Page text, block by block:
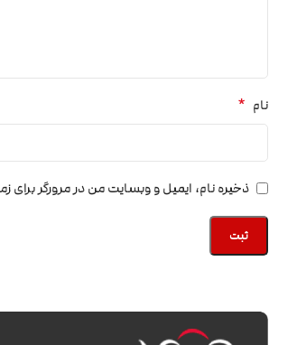
نام *
ذخیره نام، ایمیل و وبسایت من در مرورگر برای